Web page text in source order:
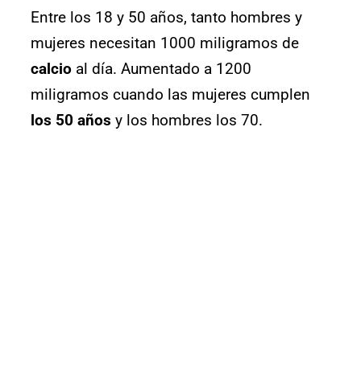
Entre los 18 y 50 años, tanto hombres y
mujeres necesitan 1000 miligramos de
calcio al día. Aumentado a 1200
miligramos cuando las mujeres cumplen
los 50 años y los hombres los 70.